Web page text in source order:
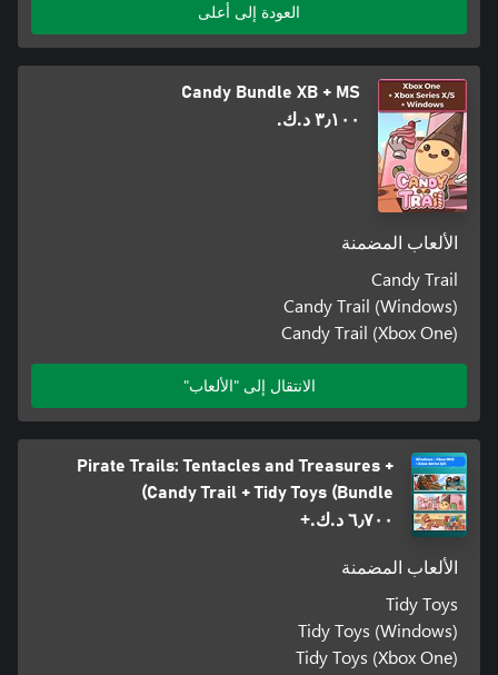
العودة إلى أعلى
Candy Bundle XB + MS
٣٫١٠٠ د.ك.‏
الألعاب المضمنة
Candy Trail
Candy Trail (Windows)
Candy Trail (Xbox One)
الانتقال إلى "الألعاب"
Pirate Trails: Tentacles and Treasures +
Candy Trail + Tidy Toys (Bundle)
٦٫٧٠٠ د.ك.‏+
الألعاب المضمنة
Tidy Toys
Tidy Toys (Windows)
Tidy Toys (Xbox One)